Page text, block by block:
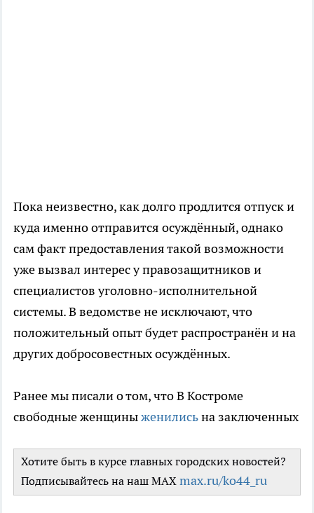
Пока неизвестно, как долго продлится отпуск и
куда именно отправится осуждённый, однако
сам факт предоставления такой возможности
уже вызвал интерес у правозащитников и
специалистов уголовно-исполнительной
системы. В ведомстве не исключают, что
положительный опыт будет распространён и на
других добросовестных осуждённых.
Ранее мы писали о том, что В Костроме
свободные женщиныженилисьна заключенных
Хотите быть в курсе главных городских новостей?
Подписывайтесь на наш MAX max.ru/ko44_ru